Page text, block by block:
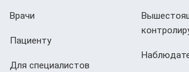
Врачи
Пациенту
Для специалистов